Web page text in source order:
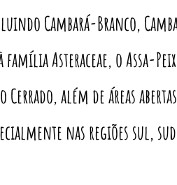
Cambará-Branco,
Asteraceae, o Assa-
além de áreas
nas regiões sul,